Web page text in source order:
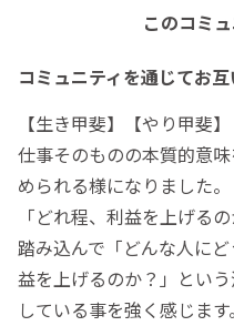
このコミ
コミュニティを通じてお
【生き甲斐】【やり甲斐
仕事そのものの本質的意
められる様になりました。
「どれ程、利益を上げる
踏み込んで「どんな人に
益を上げるのか？」とい
している事を強く感じます。